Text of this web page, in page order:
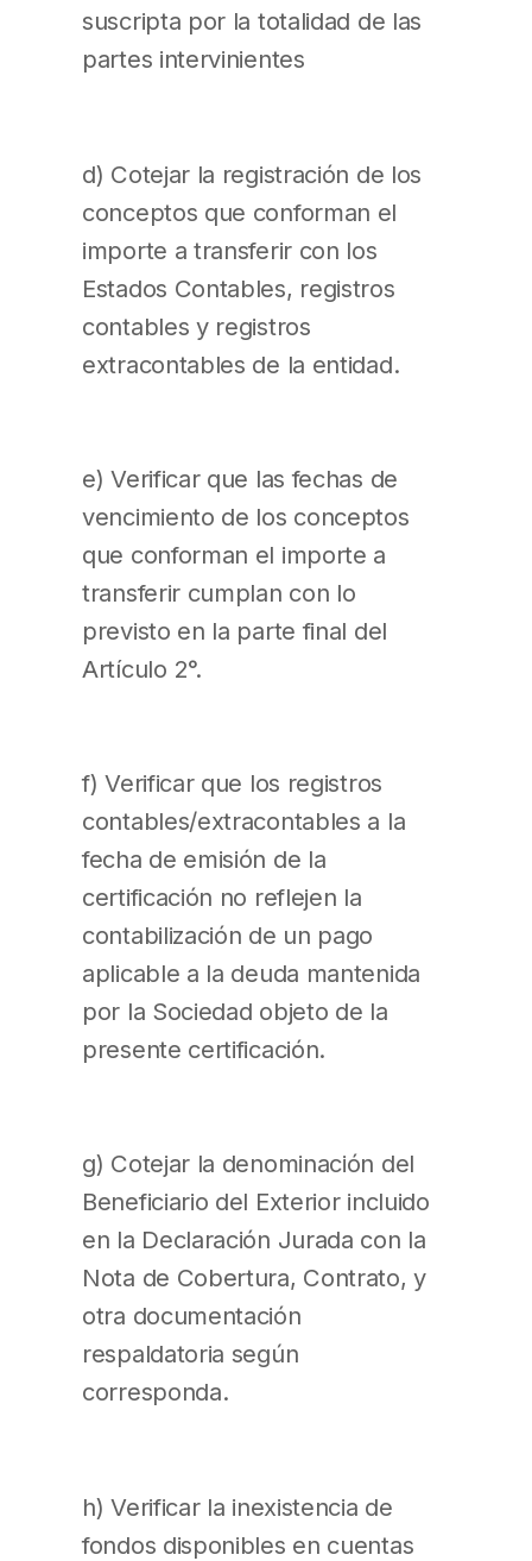
suscripta por la totalidad de las
partes intervinientes
d) Cotejar la registración de los
conceptos que conforman el
importe a transferir con los
Estados Contables, registros
contables y registros
extracontables de la entidad.
e) Verificar que las fechas de
vencimiento de los conceptos
que conforman el importe a
transferir cumplan con lo
previsto en la parte final del
Artículo 2°.
f) Verificar que los registros
contables/extracontables a la
fecha de emisión de la
certificación no reflejen la
contabilización de un pago
aplicable a la deuda mantenida
por la Sociedad objeto de la
presente certificación.
g) Cotejar la denominación del
Beneficiario del Exterior incluido
en la Declaración Jurada con la
Nota de Cobertura, Contrato, y
otra documentación
respaldatoria según
corresponda.
h) Verificar la inexistencia de
fondos disponibles en cuentas